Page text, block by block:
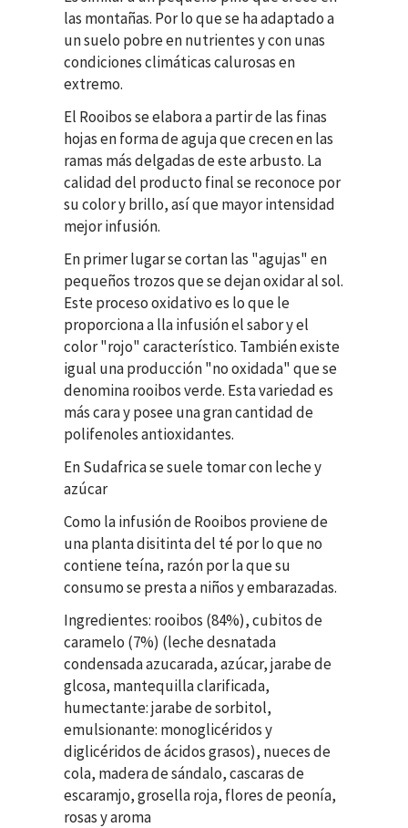
las montañas. Por lo que se ha adaptado a
un suelo pobre en nutrientes y con unas
condiciones climáticas calurosas en
extremo.
El Rooibos se elabora a partir de las finas
hojas en forma de aguja que crecen en las
ramas más delgadas de este arbusto. La
calidad del producto final se reconoce por
su color y brillo, así que mayor intensidad
mejor infusión.
En primer lugar se cortan las "agujas" en
pequeños trozos que se dejan oxidar al sol.
Este proceso oxidativo es lo que le
proporciona a lla infusión el sabor y el
color "rojo" característico. También existe
igual una producción "no oxidada" que se
denomina rooibos verde. Esta variedad es
más cara y posee una gran cantidad de
polifenoles antioxidantes.
En Sudafrica se suele tomar con leche y
azúcar
Como la infusión de Rooibos proviene de
una planta disitinta del té por lo que no
contiene teína, razón por la que su
consumo se presta a niños y embarazadas.
Ingredientes: rooibos (84%), cubitos de
caramelo (7%) (leche desnatada
condensada azucarada, azúcar, jarabe de
glcosa, mantequilla clarificada,
humectante: jarabe de sorbitol,
emulsionante: monoglicéridos y
diglicéridos de ácidos grasos), nueces de
cola, madera de sándalo, cascaras de
escaramjo, grosella roja, flores de peonía,
rosas y aroma